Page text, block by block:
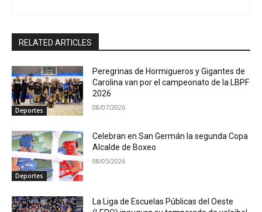
RELATED ARTICLES
Deportes
Peregrinas de Hormigueros y Gigantes de
Carolina van por el campeonato de la LBPF
2026
08/07/2026
Deportes
Celebran en San Germán la segunda Copa
Alcalde de Boxeo
08/05/2026
La Liga de Escuelas Públicas del Oeste